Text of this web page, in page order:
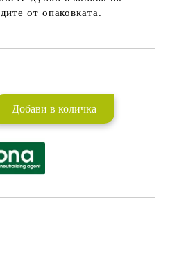
от опаковката.